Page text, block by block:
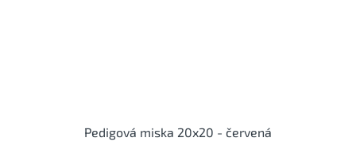
Pedigová miska 20x20 - červená